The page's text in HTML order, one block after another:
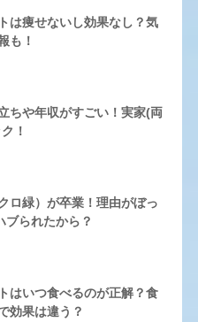
は痩せないし効果なし？気
も！
ちや年収がすごい！実家(両
！
ロ緑）が卒業！理由がぼっ
ブられたから？
はいつ食べるのが正解？食
効果は違う？